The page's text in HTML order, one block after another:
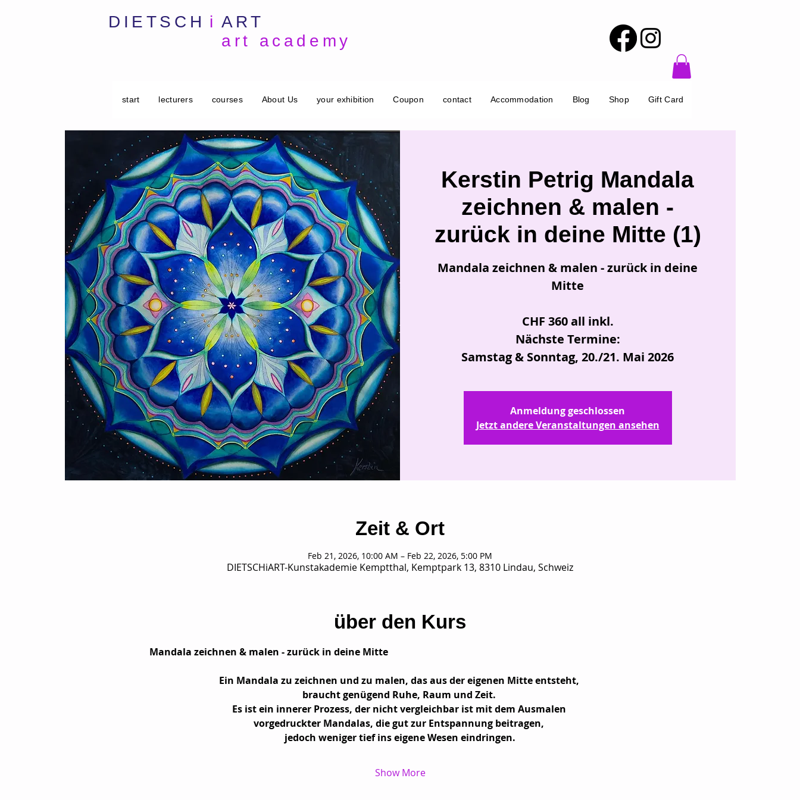
DIETSCH i ART
art academy
start lecturers courses About Us your exhibition Coupon contact Accommodation Blog Shop Gift Card
Kerstin Petrig Mandala
zeichnen & malen -
zurück in deine Mitte (1)
Mandala zeichnen & malen - zurück in deine
Mitte
CHF 360 all inkl.
Nächste Termine:
Samstag & Sonntag, 20./21. Mai 2026
Anmeldung geschlossen
Jetzt andere Veranstaltungen ansehen
Zeit & Ort
Feb 21, 2026, 10:00 AM – Feb 22, 2026, 5:00 PM
DIETSCHiART-Kunstakademie Kemptthal, Kemptpark 13, 8310 Lindau, Schweiz
über den Kurs
Mandala zeichnen & malen - zurück in deine Mitte
Ein Mandala zu zeichnen und zu malen, das aus der eigenen Mitte entsteht,
braucht genügend Ruhe, Raum und Zeit.
Es ist ein innerer Prozess, der nicht vergleichbar ist mit dem Ausmalen
vorgedruckter Mandalas, die gut zur Entspannung beitragen,
jedoch weniger tief ins eigene Wesen eindringen.
Show More